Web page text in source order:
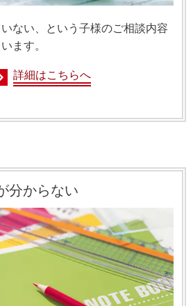
ない、という子様のご相談内容
ます。
詳細はこちらへ
分からない